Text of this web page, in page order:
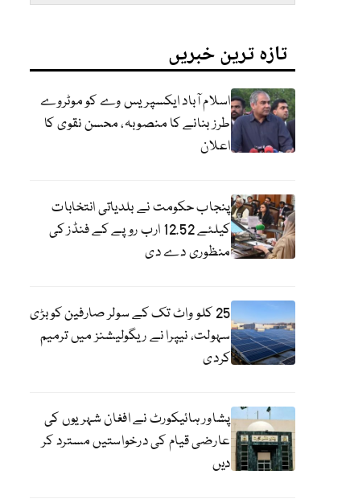
تازہ ترین خبریں
اسلام آباد ایکسپریس وے کو موٹروے
طرز بنانے کا منصوبہ، محسن نقوی کا
اعلان
پنجاب حکومت نے بلدیاتی انتخابات
کیلئے 12.52 ارب روپے کے فنڈز کی
منظوری دے دی
25 کلو واٹ تک کے سولر صارفین کو بڑی
سہولت، نیپرا نے ریگولیشنز میں ترمیم
کردی
پشاور ہائیکورٹ نے افغان شہریوں کی
عارضی قیام کی درخواستیں مسترد کر
دیں